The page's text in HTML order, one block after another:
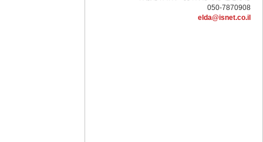
050-7870908
elda@isnet.co.il